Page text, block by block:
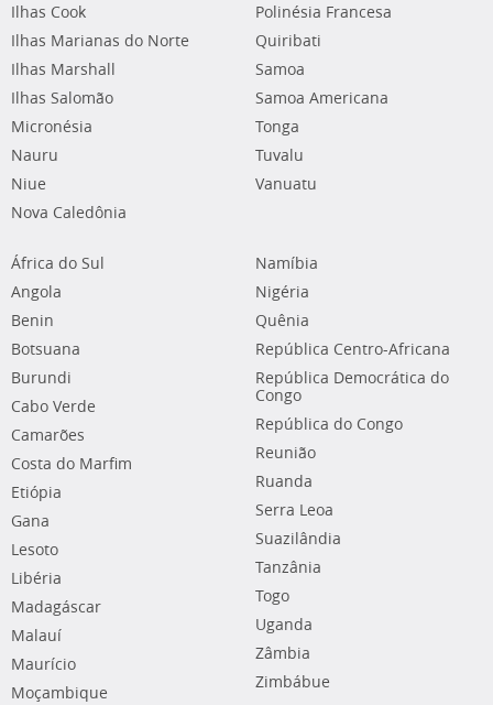
Ilhas Cook
Ilhas Marianas do Norte
Ilhas Marshall
Ilhas Salomão
Micronésia
Nauru
Niue
Nova Caledônia
Polinésia Francesa
Quiribati
Samoa
Samoa Americana
Tonga
Tuvalu
Vanuatu
África do Sul
Angola
Benin
Botsuana
Burundi
Cabo Verde
Camarões
Costa do Marfim
Etiópia
Gana
Lesoto
Libéria
Madagáscar
Malauí
Maurício
Moçambique
Namíbia
Nigéria
Quênia
República Centro-Africana
República Democrática do
Congo
República do Congo
Reunião
Ruanda
Serra Leoa
Suazilândia
Tanzânia
Togo
Uganda
Zâmbia
Zimbábue